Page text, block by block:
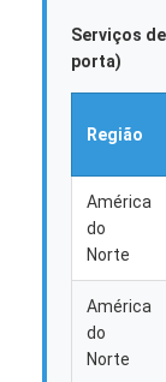
Fábrica
Controle
Fale
Converse
Frete
Serviços
porta)
Região
América
do
Norte
América
do
Norte